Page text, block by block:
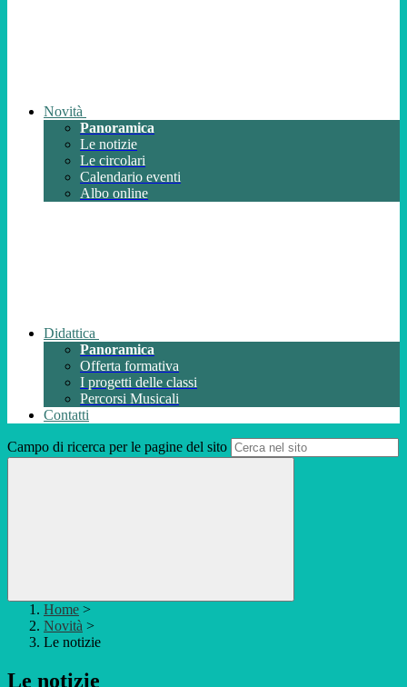
Novità
Panoramica
Le notizie
Le circolari
Calendario eventi
Albo online
Didattica
Panoramica
Offerta formativa
I progetti delle classi
Percorsi Musicali
Contatti
Campo di ricerca per le pagine del sito
Home >
Novità >
Le notizie
Le notizie